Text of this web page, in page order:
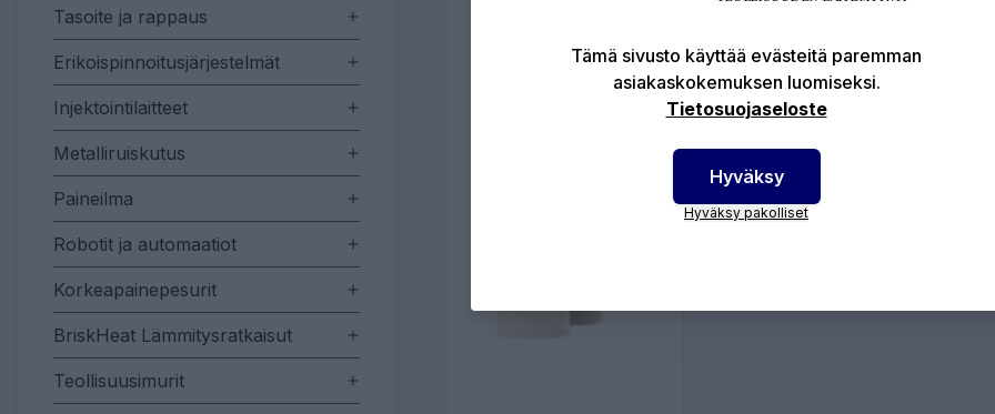
Tasoite ja rappaus
Erikoispinnoitusjärjestelmät
Injektointilaitteet
Metalliruiskutus
Paineilma
Robotit ja automaatiot
Korkeapainepesurit
BriskHeat Lämmitysratkaisut
Teollisuusimurit
Tämä sivusto käyttää evästeitä paremman
asiakaskokemuksen luomiseksi.
Tietosuojaseloste
Hyväksy
Hyväksy pakolliset